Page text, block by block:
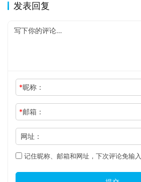
发表回复
*昵称：
*邮箱：
网址：
记住昵称、邮箱和网址，下次评论免输入